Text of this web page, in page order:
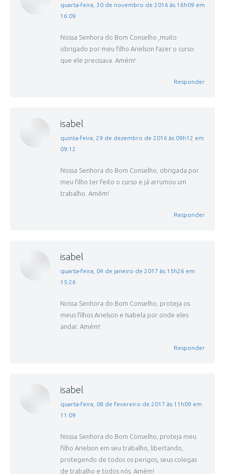
disse:
quarta-feira, 30 de novembro de 2016 às 16h09 em
16:09
Nossa Senhora do Bom Conselho ,muito
obrigado por meu filho Arielson fazer o curso
que ele precisava. Amém!
Responder
isabel
disse:
quinta-feira, 29 de dezembro de 2016 às 09h12 em
09:12
Nossa Senhora do Bom Conselho, obrigada por
meu filho ter feito o curso e já arrumou um
trabalho. Amém!
Responder
isabel
disse:
quarta-feira, 04 de janeiro de 2017 às 15h26 em
15:26
Nossa Senhora do Bom Conselho, proteja os
meus filhos Arielson e Isabela por onde eles
andar. Amém!
Responder
isabel
disse:
quarta-feira, 08 de fevereiro de 2017 às 11h09 em
11:09
Nossa Senhora do Bom Conselho, proteja meu
filho Arielson em seu trabalho, libertando,
protegendo de todos os perigos, seus colegas
de trabalho e todos nós. Amém!